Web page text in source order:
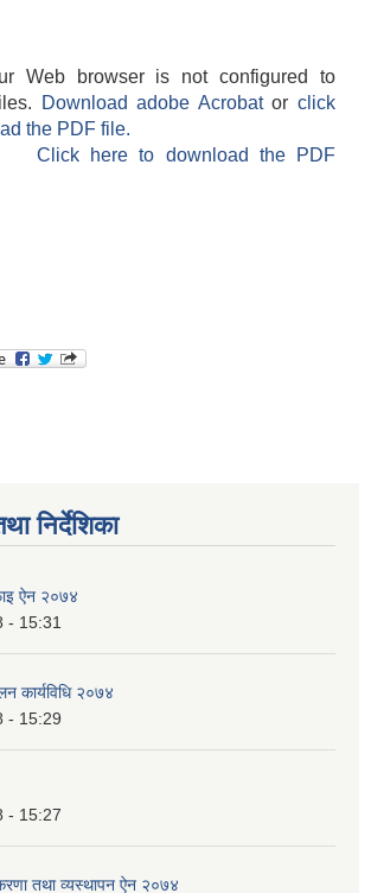
Web browser is not configured to
Download adobe Acrobatorclick
the PDF file.
Click here to download the PDF
निर्देशिका
ऐन २०७४
- 15:31
कार्यविधि २०७४
- 15:29
- 15:27
तथा व्यस्थापन ऐन २०७४